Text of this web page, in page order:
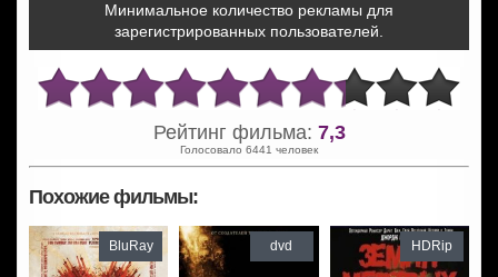
Минимальное количество рекламы для
зарегистрированных пользователей.
Рейтинг фильма: 7,3
Голосовало 6441 человек
Похожие фильмы:
BluRay dvd HDRip